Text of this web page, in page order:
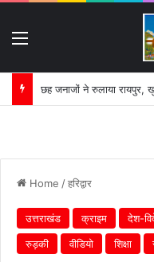
छह जनाजों ने रुलाया रायपुर,
Home /हरिद्वार
उत्तराखंड क्राइम देश-
रुड़की
वीडियो शिक्षा